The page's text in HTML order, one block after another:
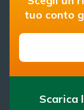
tuo conto
Scarica